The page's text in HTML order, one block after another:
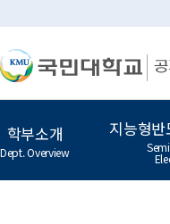
학부소개
Dept. Overview
지능형